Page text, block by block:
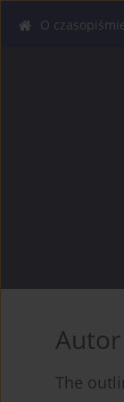
O
Autor
The